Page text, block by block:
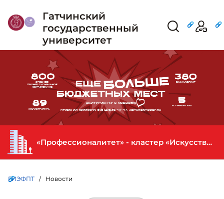
Гатчинский
государственный
университет
«Профессионалитет» - кластер «Искусство и креативная индустрия» в ГИЭФПТ
ГИЭФПТ / Новости